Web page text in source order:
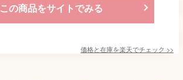
この商品をサイトでみる
価格と在庫を楽天でチェック >>